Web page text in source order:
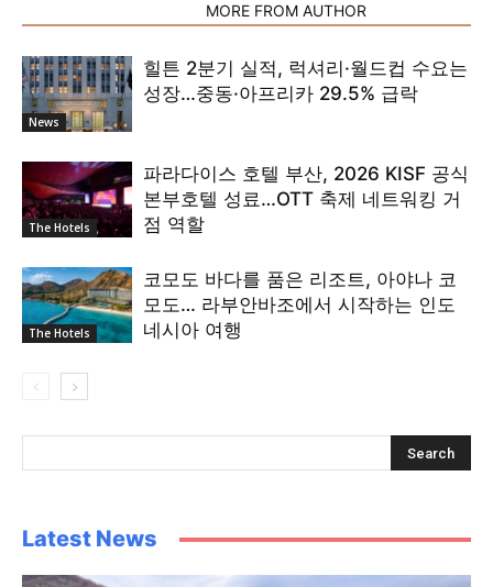
MORE FROM AUTHOR
News
힐튼 2분기 실적, 럭셔리·월드컵 수요는
성장…중동·아프리카 29.5% 급락
The Hotels
파라다이스 호텔 부산, 2026 KISF 공식
본부호텔 성료…OTT 축제 네트워킹 거
점 역할
The Hotels
코모도 바다를 품은 리조트, 아야나 코
모도… 라부안바조에서 시작하는 인도
네시아 여행
Latest News